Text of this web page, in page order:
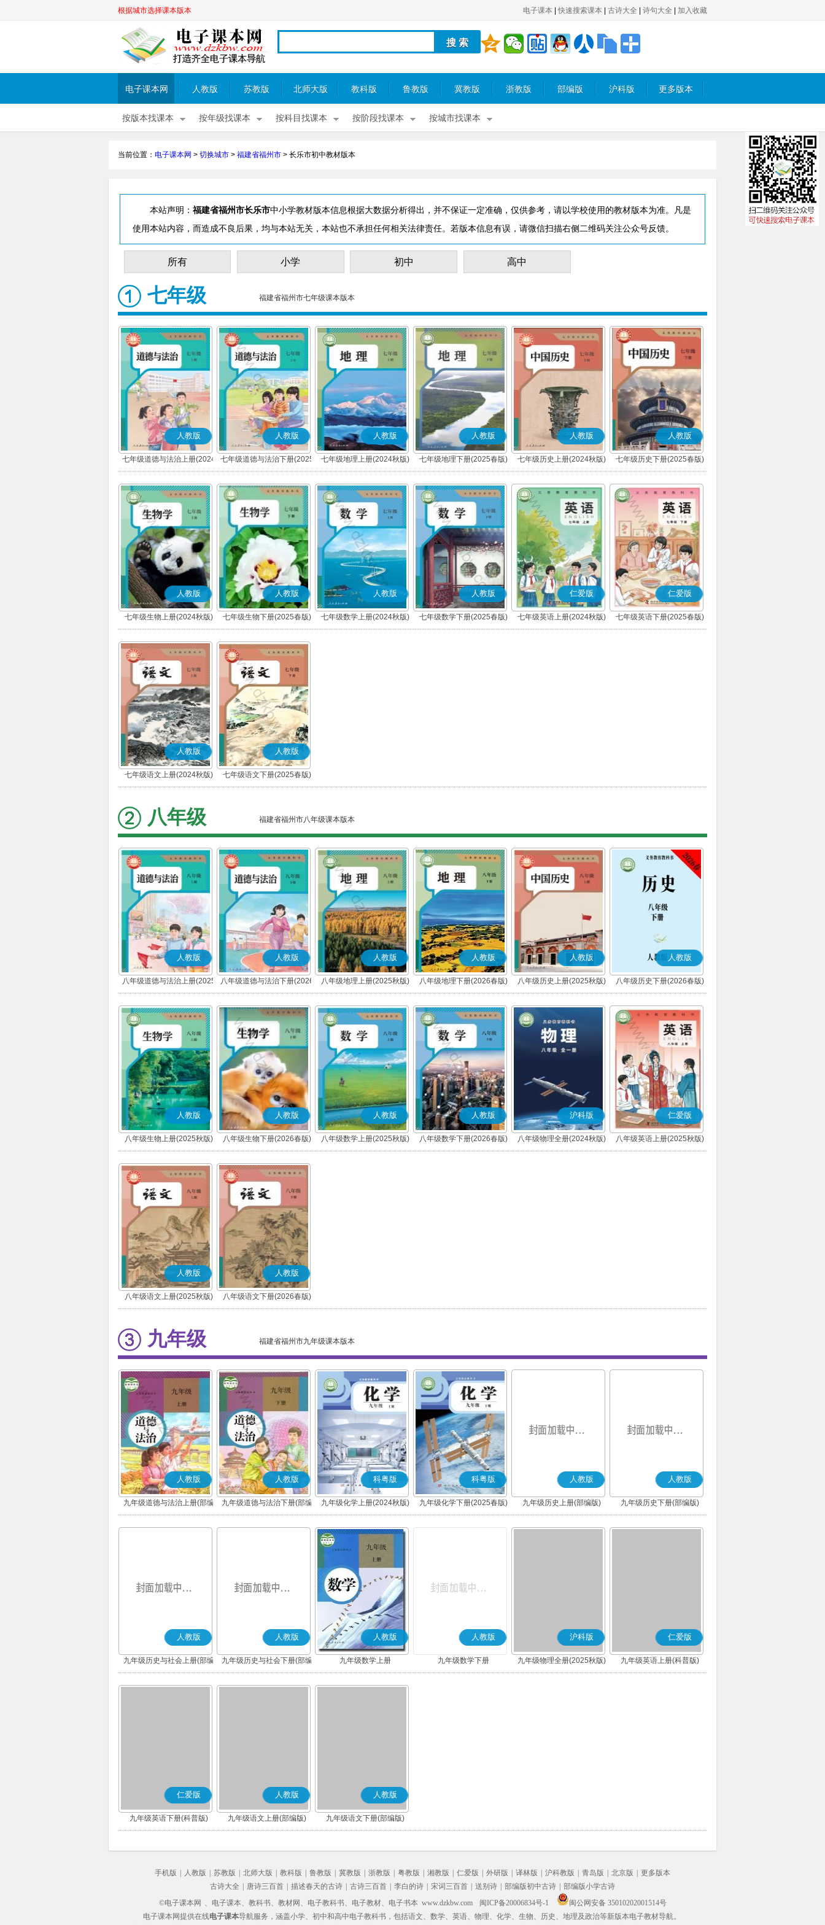
根据城市选择课本版本 电子课本 快速搜索课本 古诗大全 诗句大全 加入收藏
电子课本网 人教版 苏教版 北师大版 教科版 鲁教版 冀教版 浙教版 部编版 沪科版 更多版本
按版本找课本 按年级找课本 按科目找课本 按阶段找课本 按城市找课本
当前位置： 电子课本网 > 切换城市 > 福建省福州市 > 长乐市初中教材版本
本站声明： 福建省福州市长乐市中小学教材版本信息根据大数据分析得出，并不保证一定准确，仅供参考，请以学校使用的教材版本为准。凡是
使用本站内容，而造成不良后果，均与本站无关，本站也不承担任何相关法律责任。若版本信息有误，请微信扫描右侧二维码关注公众号反馈。
所有 小学 初中 高中
七年级 福建省福州市七年级课本版本
人教版
七年级道德与法治上册(2024
秋版)(部编版)
人教版
七年级道德与法治下册(2025
春版)(部编版)
人教版
七年级地理上册(2024秋版)
人教版
七年级地理下册(2025春版)
人教版
七年级历史上册(2024秋版)
(部编版)
人教版
七年级历史下册(2025春版)
(部编版)
人教版
七年级生物上册(2024秋版)
人教版
七年级生物下册(2025春版)
人教版
七年级数学上册(2024秋版)
人教版
七年级数学下册(2025春版)
仁爱版
七年级英语上册(2024秋版)
(科普版)
仁爱版
七年级英语下册(2025春版)
(科普版)
人教版
七年级语文上册(2024秋版)
(部编版)
人教版
七年级语文下册(2025春版)
(部编版)
八年级 福建省福州市八年级课本版本
人教版
八年级道德与法治上册(2025
秋版)(部编版)
人教版
八年级道德与法治下册(2026
春版)(部编版)
人教版
八年级地理上册(2025秋版)
人教版
八年级地理下册(2026春版)
人教版
八年级历史上册(2025秋版)
(部编版)
人教版
八年级历史下册(2026春版)
(部编版)
人教版
八年级生物上册(2025秋版)
人教版
八年级生物下册(2026春版)
人教版
八年级数学上册(2025秋版)
人教版
八年级数学下册(2026春版)
沪科版
八年级物理全册(2024秋版)
仁爱版
八年级英语上册(2025秋版)
(科普版)
人教版
八年级语文上册(2025秋版)
(部编版)
人教版
八年级语文下册(2026春版)
(部编版)
九年级 福建省福州市九年级课本版本
人教版
九年级道德与法治上册(部编
版)
人教版
九年级道德与法治下册(部编
版)
科粤版
九年级化学上册(2024秋版)
(粤教版)
科粤版
九年级化学下册(2025春版)
(粤教版)
人教版
九年级历史上册(部编版)
人教版
九年级历史下册(部编版)
人教版
九年级历史与社会上册(部编
版)
人教版
九年级历史与社会下册(部编
版)
人教版
九年级数学上册
人教版
九年级数学下册
沪科版
九年级物理全册(2025秋版)
仁爱版
九年级英语上册(科普版)
仁爱版
九年级英语下册(科普版)
人教版
九年级语文上册(部编版)
人教版
九年级语文下册(部编版)
手机版 人教版 苏教版 北师大版 教科版 鲁教版 冀教版 浙教版 粤教版 湘教版 仁爱版 外研版 译林版 沪科教版 青岛版 北京版
更多版本
古诗大全
唐诗三百首 描述春天的古诗 古诗三百首 李白的诗 宋词三百首 送别诗 部编版初中古诗
部编版小学古诗
©电子课本网 、电子课本、教科书、教材网、电子教科书、电子教材、电子书本 www.dzkbw.com 闽ICP备20006834号-1
闽公网安备 35010202001514号
电子课本网提供在线电子课本导航服务，涵盖小学、初中和高中电子教科书，包括语文、数学、英语、物理、化学、生物、历史、地理及政治等新版本电子教材导航。